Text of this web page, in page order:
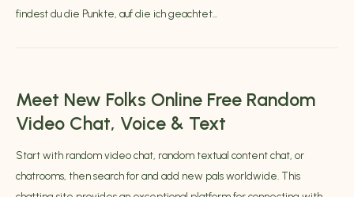
findest du die Punkte, auf die ich geachtet...
Meet New Folks Online Free Random
Video Chat, Voice & Text
Start with random video chat, random textual content chat, or
chatrooms, then search for and add new pals worldwide. This